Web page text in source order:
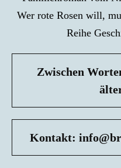
Zwischen
Kontakt: